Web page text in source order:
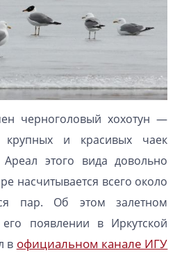
черноголовый хохотун —
и красивых чаек
этого вида довольно
насчитывается всего около
пар. Об этом залетном
появлении в Иркутской
в официальном канале ИГУ